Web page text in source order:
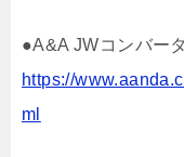
●A&A JWコンバー
https://
ml